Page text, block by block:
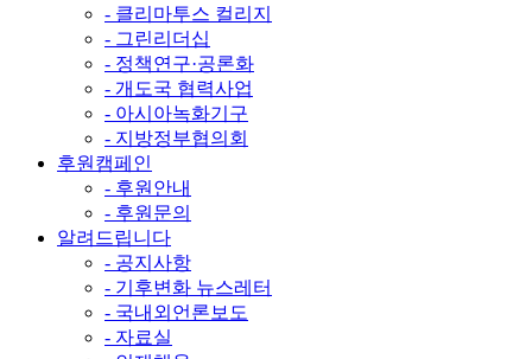
- 클리마투스 컬리지
- 그린리더십
- 정책연구·공론화
- 개도국 협력사업
- 아시아녹화기구
- 지방정부협의회
후원캠페인
- 후원안내
- 후원문의
알려드립니다
- 공지사항
- 기후변화 뉴스레터
- 국내외언론보도
- 자료실